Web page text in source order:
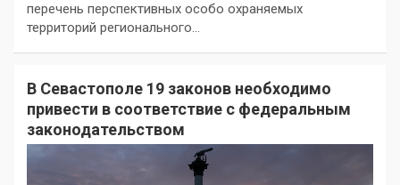
перечень перспективных особо охраняемых
территорий регионального…
В Севастополе 19 законов необходимо
привести в соответствие с федеральным
законодательством